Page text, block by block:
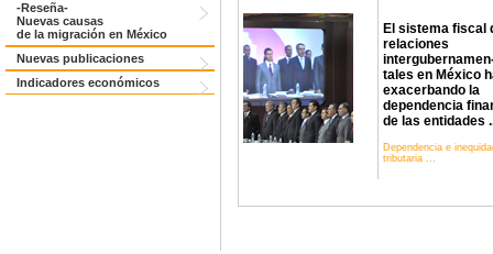
-Reseña-
Nuevas causas
de la migración en México
Nuevas publicaciones
Indicadores económicos
El sistema fiscal
relaciones
tales en México
exacerbando la
dependencia
de las entidades
Dependencia e
tributaria ...